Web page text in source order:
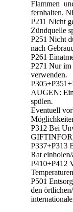
Flammen
fernhalten.
P211 Nicht
Zündquelle
P251 Nicht
nach
P261
P271 Nur im
verwenden.
AUGEN:
spülen.
Eventuell
P312 Bei
P337+P313
Rat
P410+P412
P501
den